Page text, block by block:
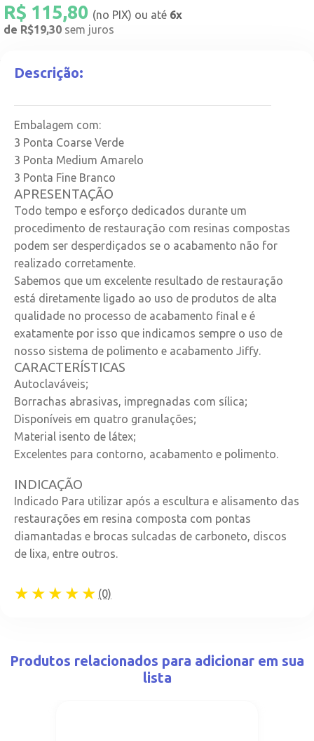
R$115,80
COMPRAR
Ponta para Acabamento Jiffy Polisher Ponta -
Ultradent - Verde
R$115,80
COMPRAR
R$ 115,80 (no PIX) ou até 6x
de R$19,30 sem juros
Descrição:
Embalagem com:
3 Ponta Coarse Verde
3 Ponta Medium Amarelo
3 Ponta Fine Branco
APRESENTAÇÃO
Todo tempo e esforço dedicados durante um
procedimento de restauração com resinas compostas
podem ser desperdiçados se o acabamento não for
realizado corretamente.
Sabemos que um excelente resultado de restauração
está diretamente ligado ao uso de produtos de alta
qualidade no processo de acabamento final e é
exatamente por isso que indicamos sempre o uso de
nosso sistema de polimento e acabamento Jiffy.
CARACTERÍSTICAS
Autoclaváveis;
Borrachas abrasivas, impregnadas com sílica;
Disponíveis em quatro granulações;
Material isento de látex;
Excelentes para contorno, acabamento e polimento.
INDICAÇÃO
Indicado Para utilizar após a escultura e alisamento das
restaurações em resina composta com pontas
diamantadas e brocas sulcadas de carboneto, discos
de lixa, entre outros.
★★★★★ (0)
Produtos relacionados para adicionar em sua
lista